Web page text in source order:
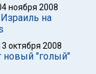
ноября 2008
на
октября 2008
новый "голый"